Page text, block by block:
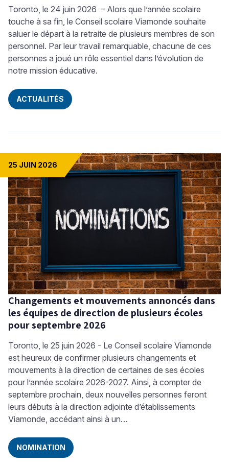
Toronto, le 24 juin 2026 – Alors que l’année scolaire
touche à sa fin, le Conseil scolaire Viamonde souhaite
saluer le départ à la retraite de plusieurs membres de son
personnel. Par leur travail remarquable, chacune de ces
personnes a joué un rôle essentiel dans l’évolution de
notre mission éducative.
ACTUALITÉS
25 JUIN 2026
Changements et mouvements annoncés dans
les équipes de direction de plusieurs écoles
pour septembre 2026
Toronto, le 25 juin 2026 - Le Conseil scolaire Viamonde
est heureux de confirmer plusieurs changements et
mouvements à la direction de certaines de ses écoles
pour l’année scolaire 2026-2027. Ainsi, à compter de
septembre prochain, deux nouvelles personnes feront
leurs débuts à la direction adjointe d’établissements
Viamonde, accédant ainsi à un…
NOMINATION